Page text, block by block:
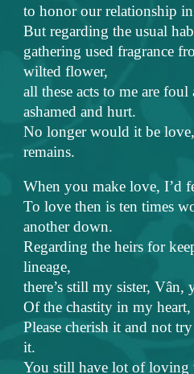
to honor our relationship
But regarding the usual
gathering used fragrance
wilted flower,
all these acts to me are foul
ashamed and hurt.
No longer would it be
remains.
When you make love, I’d
To love then is ten times
another down.
Regarding the heirs for
lineage,
there’s still my sister, Vân,
Of the chastity in my
Please cherish it and not
it.
You still have lot of loving